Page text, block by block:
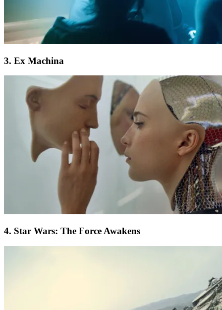
3. Ex Machina
4. Star Wars: The Force Awakens